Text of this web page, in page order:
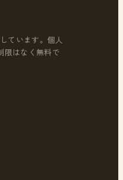
ています。個人
限はなく無料で